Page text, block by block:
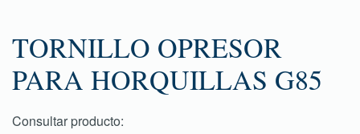
TORNILLO OPRESOR
PARA HORQUILLAS G85
Consultar producto: